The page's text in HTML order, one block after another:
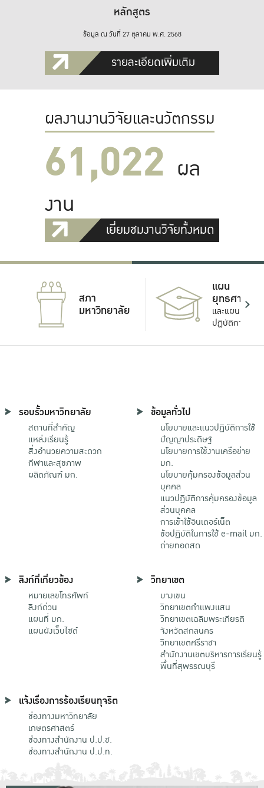
หลักสูตร
ข้อมูล ณ วันที่ 27 ตุลาคม พ.ศ. 2568
รายละเอียดเพิ่มเติม
ผลงานงานวิจัยและนวัตกรรม
61,022 ผล
งาน
เยี่ยมชมงานวิจัยทั้งหมด
สภา
มหาวิทยาลัย
แผน
ยุทธศาสตร์
และแผน
ปฏิบัติการ
รอบรั้วมหาวิทยาลัย
สถานที่สำคัญ
แหล่งเรียนรู้
สิ่งอำนวยความสะดวก
กีฬาและสุขภาพ
ผลิตภัณฑ์ มก.
ข้อมูลทั่วไป
นโยบายและแนวปฏิบัติการใช้
ปัญญาประดิษฐ์
นโยบายการใช้งานเครือข่าย
มก.
นโยบายคุ้มครองข้อมูลส่วน
บุคคล
แนวปฏิบัติการคุ้มครองข้อมูล
ส่วนบุคคล
การเข้าใช้อินเตอร์เน็ต
ข้อปฏิบัติในการใช้ e-mail มก.
ถ่ายทอดสด
ลิงก์ที่เกี่ยวข้อง
หมายเลขโทรศัพท์
ลิงก์ด่วน
แผนที่ มก.
แผนผังเว็บไซต์
วิทยาเขต
บางเขน
วิทยาเขตกําแพงแสน
วิทยาเขตเฉลิมพระเกียรติ
จังหวัดสกลนคร
วิทยาเขตศรีราชา
สำนักงานเขตบริหารการเรียนรู้
พื้นที่สุพรรณบุรี
แจ้งเรื่องการร้องเรียนทุจริต
ช่องทางมหาวิทยาลัย
เกษตรศาสตร์
ช่องทางสำนักงาน ป.ป.ช.
ช่องทางสำนักงาน ป.ป.ท.